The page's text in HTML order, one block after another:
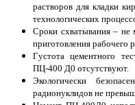
растворов для кладки
технологических
Сроки схватывания – не
приготовления рабочего
Густота цементного
ПЦ-400 Д0 отсутствуют.
Экологически
радионуклидов не